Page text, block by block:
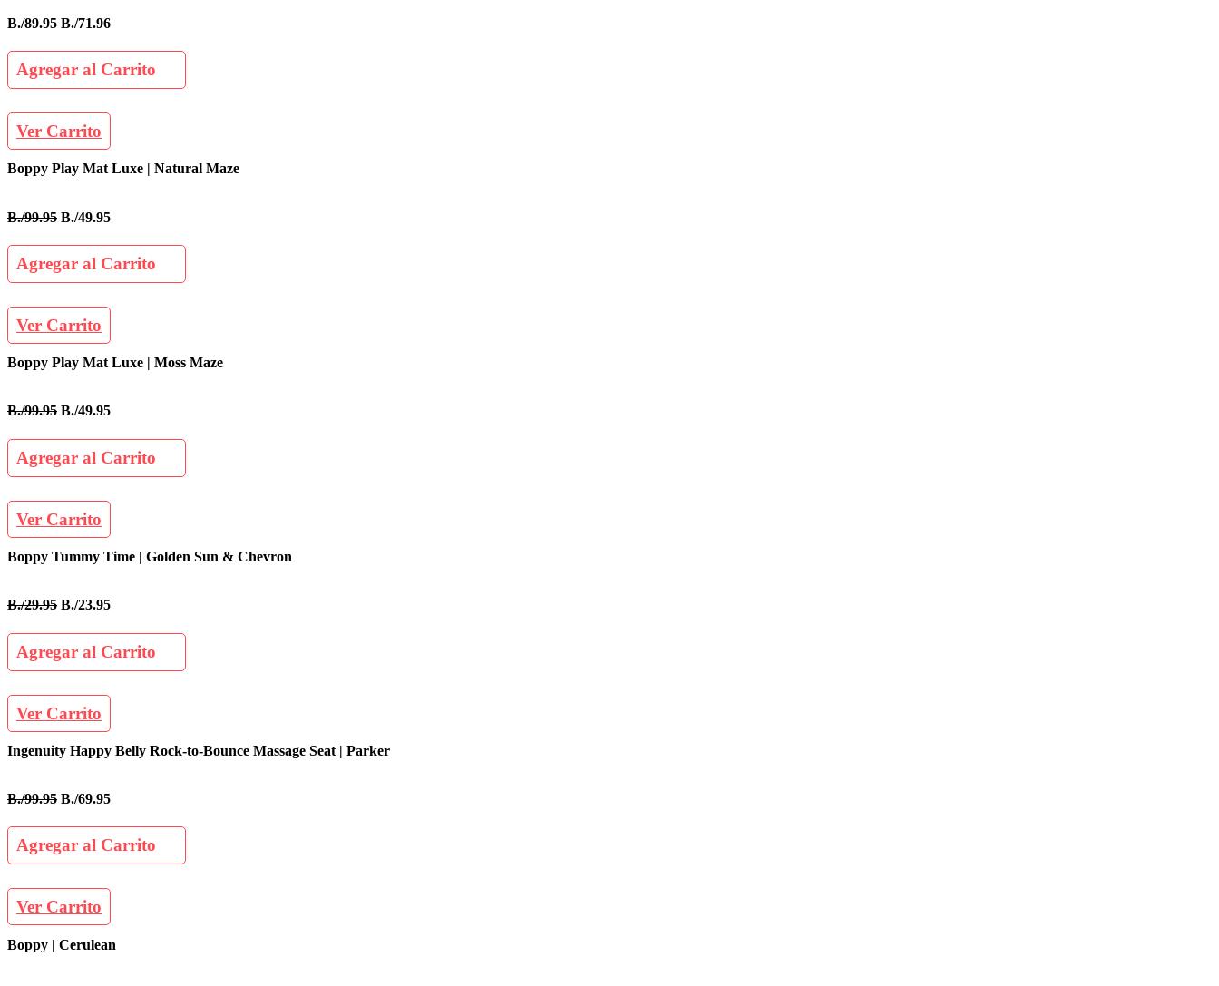
B./89.95 B./71.96
Agregar al Carrito
Ver Carrito
Boppy Play Mat Luxe | Natural Maze
B./99.95 B./49.95
Agregar al Carrito
Ver Carrito
Boppy Play Mat Luxe | Moss Maze
B./99.95 B./49.95
Agregar al Carrito
Ver Carrito
Boppy Tummy Time | Golden Sun & Chevron
B./29.95 B./23.95
Agregar al Carrito
Ver Carrito
Ingenuity Happy Belly Rock-to-Bounce Massage Seat | Parker
B./99.95 B./69.95
Agregar al Carrito
Ver Carrito
Boppy | Cerulean